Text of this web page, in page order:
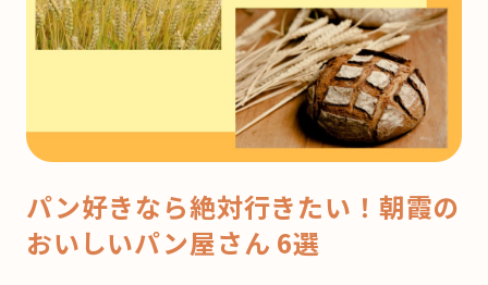
パン好きなら絶対行きたい！朝霞の
おいしいパン屋さん 6選